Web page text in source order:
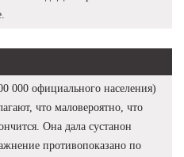
000 официального населения)
что маловероятно, что
Она дала сустанон
противопоказано по